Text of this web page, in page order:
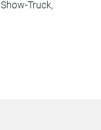
Truck,